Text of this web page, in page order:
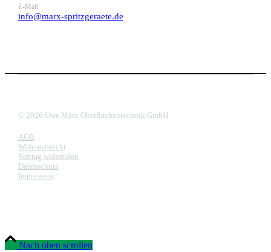
E-Mail
info@marx-spritzgeraete.de
© 2026 Uwe Marx Oberflächentechnik GmbH
AGB
Widerrufsrecht
Vertrag widerrufen
Datenschutz
Impressum
Nach oben scrollen